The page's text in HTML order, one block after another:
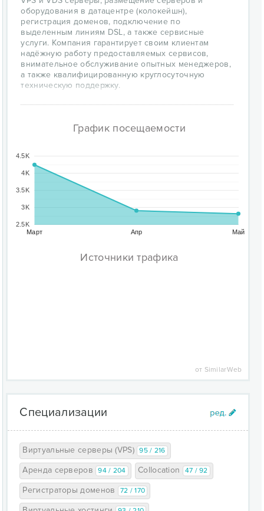
оборудования в датацентре (колокейшн),
регистрация доменов, подключение по
выделенным линиям DSL, а также сервисные
услуги. Компания гарантирует своим клиентам
надёжную работу предоставляемых сервисов,
внимательное обслуживание опытных менеджеров,
а также квалифицированную круглосуточную
техническую поддержку.
График посещаемости
Март Апр Май
2.5K
3K
3.5K
4K
4.5K
Источники трафика
от SimilarWeb
Специализации
Виртуальные серверы (VPS) 95 / 216
Аренда серверов 94 / 204 Collocation 47 / 92
Регистраторы доменов 72 / 170